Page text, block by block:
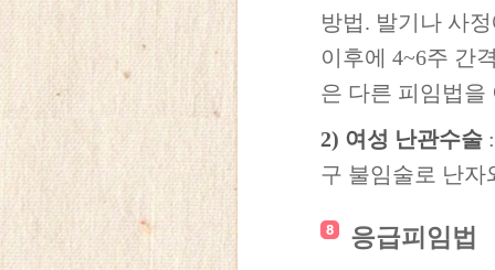
방법. 발기나 사
이후에 4~6주 간
은 다른 피임법을
2) 여성 난관수술
구 불임술로 난
응급피임법